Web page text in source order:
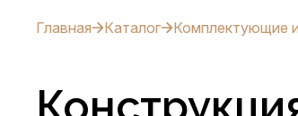
Главная Каталог Комплектующие